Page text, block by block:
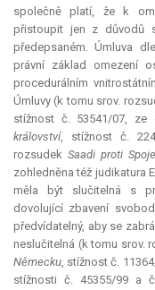
společně platí, že k
přistoupit jen z důvodů
předepsaném. Úmluva
právní základ omezení
procedurálním
Úmluvy (k tomu srov.
stížnost č. 53541/07, ze
království, stížnost č.
rozsudek Saadi proti
zohledněna též judikatura
měla být slučitelná s
dovolující zbavení
předvídatelný, aby se
neslučitelná (k tomu srov.
Německu, stížnost č.
stížnosti č. 45355/99 a